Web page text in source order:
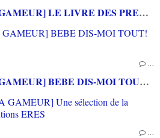
[REVUE LIVRE PAPA GAMEUR] LE LIVRE DES PREMIERES FOIS aux éditions LOULOU & CIE
…
[REVUE LIVRE PAPA GAMEUR] BEBE DIS-MOI TOUT! aux éditions LEDUC
…